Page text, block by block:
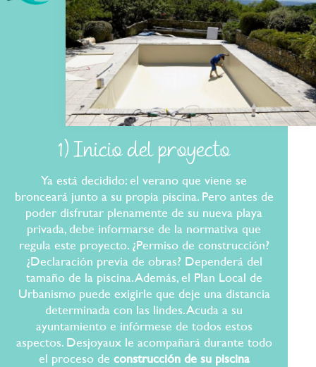
1) Inicio del proyecto
Ya está decidido: el verano que viene se
bronceará junto a su propia piscina. Pero antes de
poder disfrutar plenamente de su nueva playa
privada, debe informarse de la normativa que
regula este proyecto. ¿Permiso de construcción?
¿Declaración previa de obras? Dependerá del
tamaño de la piscina. Además, el Plan Local de
Urbanismo puede exigirle que deje una distancia
determinada con las lindes. Acuda a su
ayuntamiento e infórmese de todos estos
aspectos. Desjoyaux le acompañará durante todo
el proceso de construcción de su piscina